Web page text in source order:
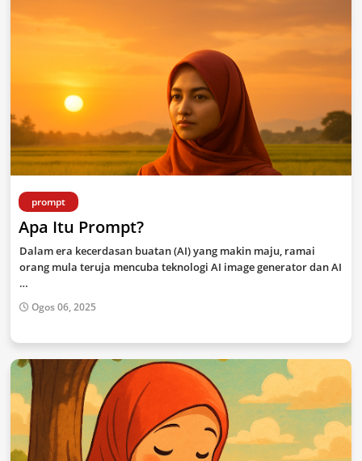
prompt
Apa Itu Prompt?
Dalam era kecerdasan buatan (AI) yang makin maju, ramai
orang mula teruja mencuba teknologi AI image generator dan AI
…
Ogos 06, 2025